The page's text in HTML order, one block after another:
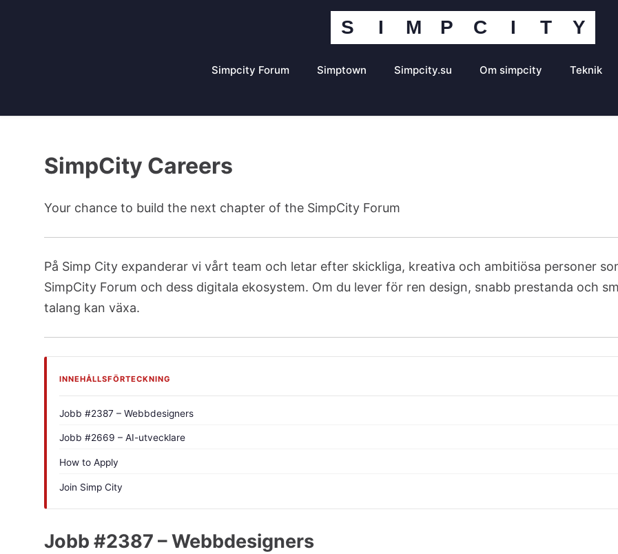
S I M P C I T Y
Simpcity
Portal
Simpcity Forum Simptown Simpcity.su Om simpcity Teknik
SimpCity Careers
Your chance to build the next chapter of the SimpCity Forum
På Simp City expanderar vi vårt team och letar efter skickliga, kreativa och ambitiösa personer
SimpCity Forum och dess digitala ekosystem. Om du lever för ren design, snabb prestanda och
talang kan växa.
INNEHÅLLSFÖRTECKNING
Jobb #2387 – Webbdesigners
Jobb #2669 – AI-utvecklare
How to Apply
Join Simp City
Jobb #2387 – Webbdesigners